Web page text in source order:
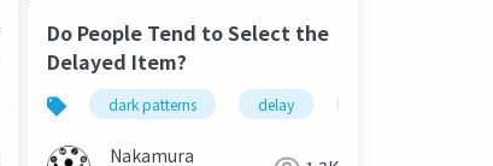
簡易ペルソナ 即興演劇 簡易プロトタイプ
Do People Tend to Select the
Delayed Item?
dark patterns delay
Nakamura